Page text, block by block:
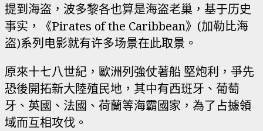
提到海盗，波多黎各也算是海盗老巢，基于历史
事实，《Pirates of the Caribbean》(加勒比海
盗)系列电影就有许多场景在此取景。
原來十七八世紀，歐洲列強仗著船 堅炮利，爭先
恐後開拓新大陸殖民地，其中有西班牙、葡萄
牙、英國、法國、荷蘭等海霸國家，為了占據領
域而互相攻伐。